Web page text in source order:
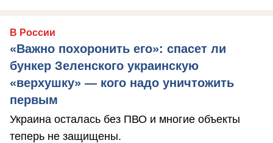
В России
«Важно похоронить его»: спасет ли
бункер Зеленского украинскую
«верхушку» — кого надо уничтожить
первым
Украина осталась без ПВО и многие объекты
теперь не защищены.